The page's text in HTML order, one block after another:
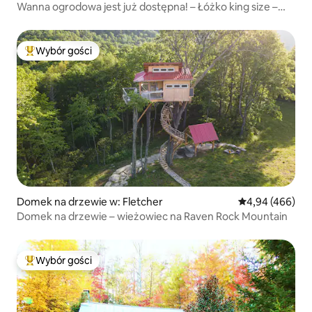
Wanna ogrodowa jest już dostępna! – Łóżko king size –
Najpopularniejsze z kategorii Wybór gości
Wybór gości
Domek na drzewie w: Fletcher Średnia
4,94 (466)
Domek na drzewie – wieżowiec na Raven Rock Mountain
Najpopularniejsze z kategorii Wybór gości
Wybór gości